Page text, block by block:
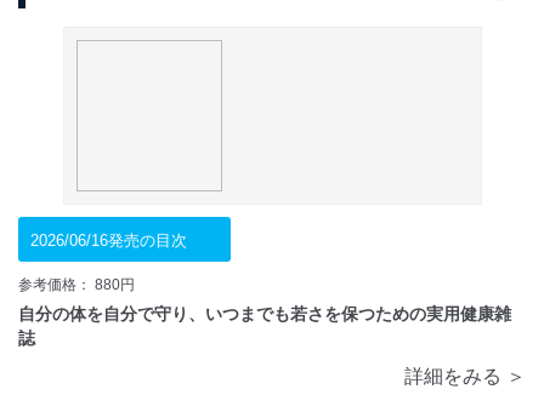
2026/06/16発売の目次
参考価格： 880円
自分の体を自分で守り、いつまでも若さを保つための実用健康雑
誌
詳細をみる ＞